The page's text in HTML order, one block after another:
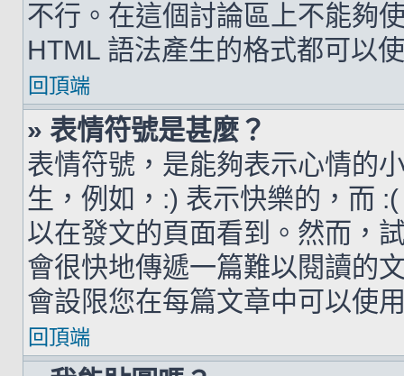
不行。在這個討論區上不能夠
HTML 語法產生的格式都可以
回頂端
» 表情符號是甚麼？
表情符號，是能夠表示心情的
生，例如，:) 表示快樂的，而
以在發文的頁面看到。然而，
會很快地傳遞一篇難以閱讀的
會設限您在每篇文章中可以使
回頂端